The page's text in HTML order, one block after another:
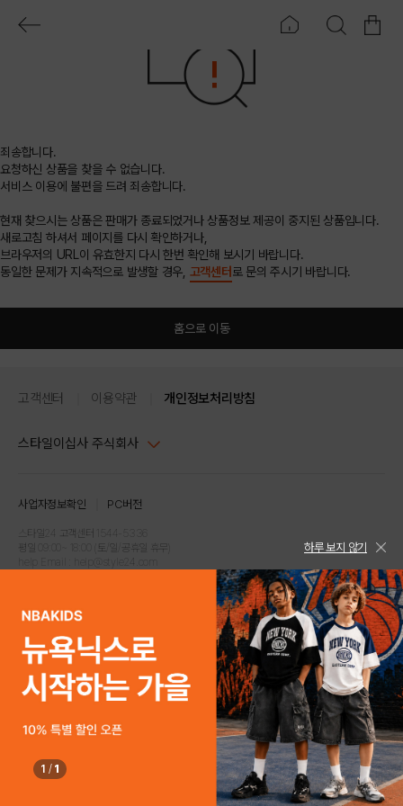
죄송합니다.
요청하신 상품을 찾을 수 없습니다.
서비스 이용에 불편을 드려 죄송합니다.
현재 찾으시는 상품은 판매가 종료되었거나 상품정보 제공이 중지된 상품입니다.
새로고침 하셔서 페이지를 다시 확인하거나,
브라우저의 URL이 유효한지 다시 한번 확인해 보시기 바랍니다.
동일한 문제가 지속적으로 발생할 경우, 고객센터 로 문의 주시기 바랍니다.
홈으로 이동
고객센터 이용약관 개인정보처리방침
스타일이십사 주식회사
주소 : 서울시 강남구 논현로 633, 6층 (논현동, 한세엠케이빌딩)
사업자등록번호 : 116-81-32499
통신판매업신고번호 : 제 2024-서울강남-04239
고객센터 1544-5336(평일 09:00~ 18:00 토/일/공휴일 휴무)
사업자정보확인 PC버전
스타일24 고객센터 1544-5336
평일 09:00~ 18:00 (토/일/공휴일 휴무)
COPYRIGHTⓒ2021 STYLE24 ALL RIGHTS RESERVED.
하루 보지 않기
1 / 1